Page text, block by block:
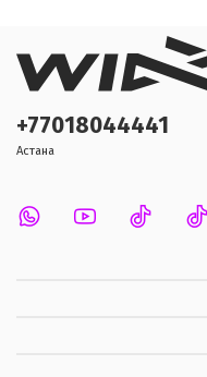
+77018044441
Астана